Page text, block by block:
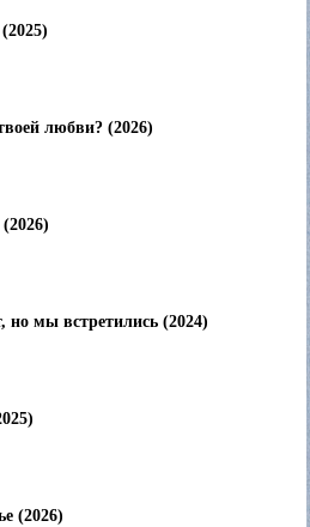
любви? (2026)
но мы встретились (2024)
(2026)